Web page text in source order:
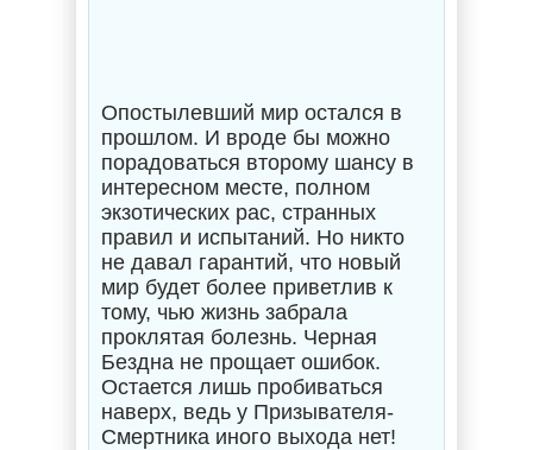
Опостылевший мир остался в
прошлом. И вроде бы можно
порадоваться второму шансу в
интересном месте, полном
экзотических рас, странных
правил и испытаний. Но никто
не давал гарантий, что новый
мир будет более приветлив к
тому, чью жизнь забрала
проклятая болезнь. Черная
Бездна не прощает ошибок.
Остается лишь пробиваться
наверх, ведь у Призывателя-
Смертника иного выхода нет!